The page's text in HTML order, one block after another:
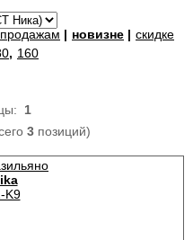
продажам | новизне | скидке
, 160
1
3позиций)
K9